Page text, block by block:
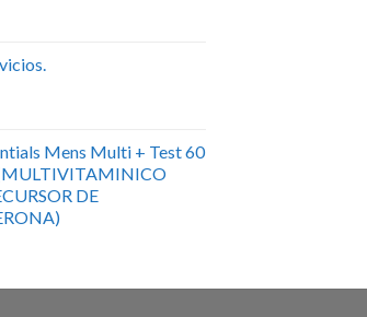
Mens Multi + Test 60
DE